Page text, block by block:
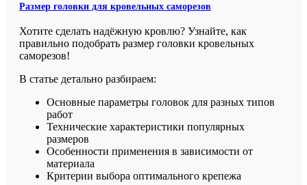
Размер головки для кровельных саморезов
Хотите сделать надёжную кровлю? Узнайте, как
правильно подобрать размер головки кровельных
саморезов!
В статье детально разбираем:
Основные параметры головок для разных типов
работ
Технические характеристики популярных
размеров
Особенности применения в зависимости от
материала
Критерии выбора оптимального крепежа